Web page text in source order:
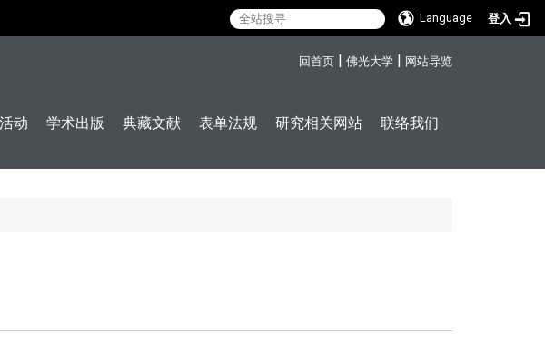
Language 登入
回首页 | 佛光大学 | 网站导览
动 学术出版 典藏文献 表单法规 研究相关网站 联络我们